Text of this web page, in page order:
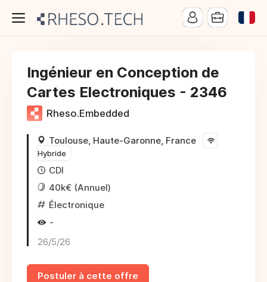
Ingénieur en Conception de
Cartes Electroniques - 2346
Rheso.Embedded
Toulouse, Haute-Garonne, France
Hybride
CDI
40k€ (Annuel)
Électronique
-
26/5/26
Postuler à cette offre